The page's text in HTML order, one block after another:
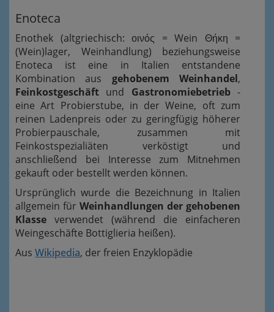
Enoteca
Enothek (altgriechisch: οινός = Wein Θήκη =
(Wein)lager, Weinhandlung) beziehungsweise
Enoteca ist eine in Italien entstandene
Kombination aus gehobenem Weinhandel,
Feinkostgeschäft und Gastronomiebetrieb-
eine Art Probierstube, in der Weine, oft zum
reinen Ladenpreis oder zu geringfügig höherer
Probierpauschale, zusammen mit
Feinkostspezialiäten verköstigt und
anschließend bei Interesse zum Mitnehmen
gekauft oder bestellt werden können.
Ursprünglich wurde die Bezeichnung in Italien
allgemein für Weinhandlungen der gehobenen
Klasse verwendet (während die einfacheren
Weingeschäfte Bottiglieria heißen).
Aus Wikipedia, der freien Enzyklopädie